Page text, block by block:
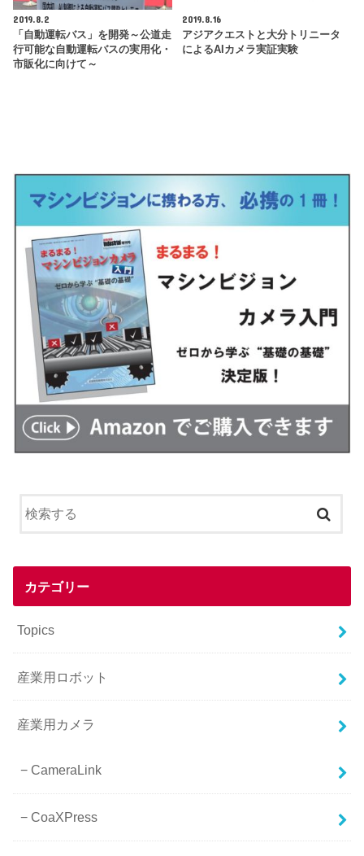
2019.8.2
「自動運転バス」を開発～公道走
行可能な自動運転バスの実用化・
市販化に向けて～
2019.8.16
アジアクエストと大分トリニータ
によるAIカメラ実証実験
カテゴリー
Topics
産業用ロボット
産業用カメラ
CameraLink
CoaXPress